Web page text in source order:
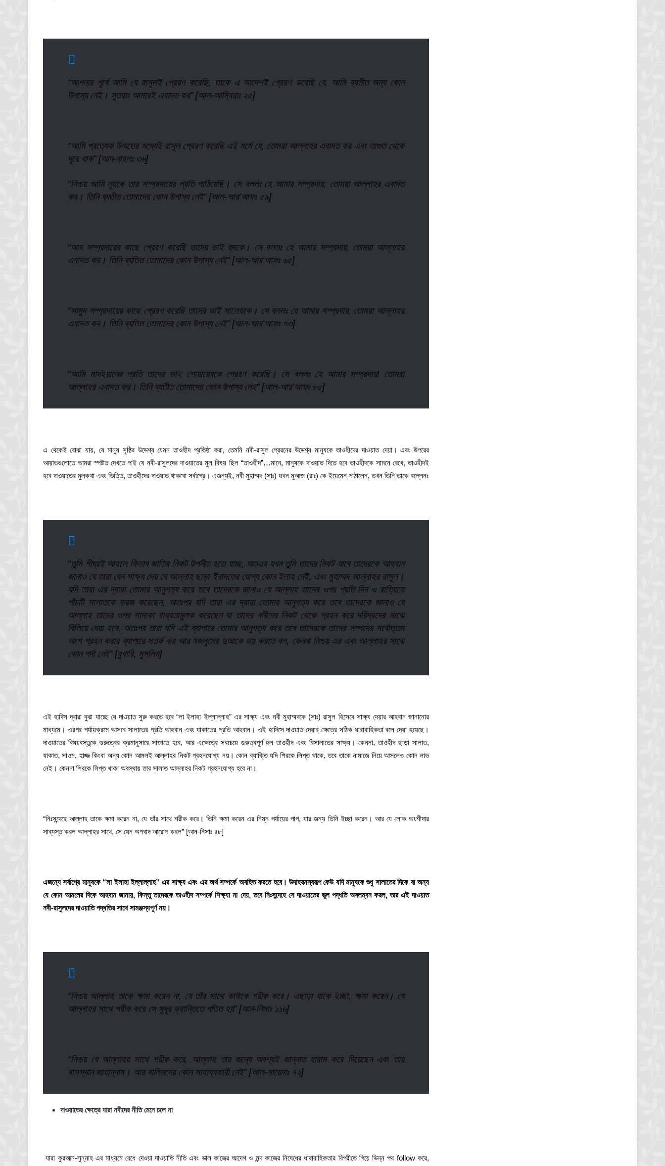
“আপনার পূর্বে আমি যে রাসূলই প্রেরণ করেছি, তাকে এ আদেশই প্রেরণ করেছি যে, আমি ব্যতীত অন্য কোন
উপাস্য নেই। সুতরাং আমারই এবাদত কর” [আল-আম্বিয়াঃ ২৫]
“আমি প্রত্যেক উম্মতের মধ্যেই রাসূল প্রেরণ করেছি এই মর্মে যে, তোমরা আল্লাহর এবাদত কর এবং তাগুত থেকে
দূরে থাক” [আন-নাহলঃ ৩৬]
“নিশ্চয় আমি নূহকে তার সম্প্রদায়ের প্রতি পাঠিয়েছি। সে বললঃ হে আমার সম্প্রদায়, তোমরা আল্লাহর এবাদত
কর। তিনি ব্যতীত তোমাদের কোন উপাস্য নেই” [আল-আর’আফঃ ৫৯]
“আদ সম্প্রদায়ের কাছে প্রেরণ করেছি তাদের ভাই হুদকে। সে বললঃ হে আমার সম্প্রদায়, তোমরা আল্লাহর
এবাদত কর। তিনি ব্যতিত তোমাদের কোন উপাস্য নেই” [আল-আর’আফঃ ৬৫]
“সামুদ সম্প্রদায়ের কাছে প্রেরণ করেছি তাদের ভাই সালেহকে। সে বললঃ হে আমার সম্প্রদায়, তোমরা আল্লাহর
এবাদত কর। তিনি ব্যতিত তোমাদের কোন উপাস্য নেই” [আল-আর’আফঃ ৭৩]
“আমি মাদইয়ানের প্রতি তাদের ভাই শোয়ায়েবকে প্রেরণ করেছি। সে বললঃ হে আমার সম্প্রদায়! তোমরা
আল্লাহর এবাদত কর। তিনি ব্যতীত তোমাদের কোন উপাস্য নেই” [আল-আর’আফঃ ৮৫]
এ থেকেই বোঝা যায়, যে মানুষ সৃষ্ঠির উদ্দেশ্য যেমন তাওহীদ প্রতিষ্ঠা করা, তেমনি নবী-রাসুল প্রেরনের উদ্দেশ্য মানুষকে তাওহীদের দাওয়াত দেয়া। এবং উপরের
আয়াতগুলোতে আমরা স্পষ্টত দেখতে পাই যে নবী-রাসুলদের দাওয়াতের মুল বিষয় ছিল “তাওহীদ”…মানে, মানুষকে দাওয়াত দিতে হবে তাওহীদকে সামনে রেখে, তাওহীদই
হবে দাওয়াতের মুলকথা এবং ভিত্তি, তাওহীদের দাওয়াত থাকবো সর্বাগ্রে। এজন্যই, নবী মুহাম্মদ (সাঃ) যখন মুআজ (রাঃ) কে ইয়েমেন পাঠালেন, তখন তিনি তাকে বল্লেনঃ
“তুমি শীঘ্রই আহলে কিতাব জাতির নিকট উপনীত হতে যাচ্ছ, অতএব যখন তুমি তাদের নিকট যাবে তাদেরকে আহবান
জানাও যে তারা যেন সাক্ষ্য দেয় যে আল্লাহ ছাড়া ইবাদতের যোগ্য কোন ইলাহ নেই, এবং মুহাম্মদ আল্লাহর রাসুল।
যদি তারা এর দ্বারা তোমার আনুগত্য করে তবে তাদেরকে জানাও যে আল্লাহ তাদের ওপর প্রতি দিন ও রাত্রিতে
পাঁচটি সালাতকে ফরজ করেছেন, অতঃপর যদি তারা এর দ্বারা তোমার আনুগত্য করে তবে তাদেরকে জানাও যে
আল্লাহ তাদের ওপর সাদাকা বাধ্যতামুলক করেছেন যা তাদের ধনীদের নিকট থেকে গ্রহন করে দরিদ্রদের মাঝে
বিলিয়ে দেয়া হবে, অতঃপর তারা যদি এই ব্যাপারে তোমার আনুগত্য করে তবে তাদেরকে তাদের সম্পদের সর্বোত্তম
অংশ গ্রহন করার ব্যাপারে সতর্ক কর আর মজলুমের দুআকে ভয় করতে বল, কেননা নিশ্চয় এর এবং আল্লাহর মাঝে
কোন পর্দা নেই” [বুখারি, মুসলিম]
এই হাদিস দ্বারা বুঝা যাচ্ছে যে দাওয়াত সুরু করতে হবে “লা ইলাহা ইল্লাল্লাহ” এর সাক্ষ্য এবং নবী মুহাম্মদকে (সাঃ) রাসুল হিসেবে সাক্ষ্য দেয়ার আহবান জানানোর
মাধ্যমে। এরপর পর্যায়ক্রমে আসবে সালাতের প্রতি আহবান এবং যাকাতের প্রতি আহবান। এই হাদিসে দাওয়াত দেয়ার ক্ষেত্রে সঠিক ধারাবাহিকতা বলে দেয়া হয়েছে।
দাওয়াতের বিষয়বস্তুকে গুরুত্বের ক্রমানুসারে সাজাতে হবে, আর এক্ষেত্রে সবচেয়ে গুরুত্বপূর্ণ হল তাওহীদ এবং রিসালাতের সাক্ষ্য। কেননা, তাওহীদ ছাড়া সালাত,
যাকাত, সাওম, হাজ্জ কিংবা অন্য কোন আমলই আল্লাহর নিকট গ্রহনযোগ্য নয়। কোন ব্যাক্তি যদি শিরকে লিপ্ত থাকে, তবে তাকে নামাজে নিয়ে আসলেও কোন লাভ
নেই। কেননা শিরকে লিপ্ত থাকা অবস্থায় তার সালাত আল্লাহর নিকট গ্রহনযোগ্য হবে না।
“নিঃসন্দেহে আল্লাহ তাকে ক্ষমা করেন না, যে তাঁর সাথে শরীক করে। তিনি ক্ষমা করেন এর নিম্ন পর্যায়ের পাপ, যার জন্য তিনি ইচ্ছা করেন। আর যে লোক অংশীদার
সাব্যস্ত করল আল্লাহর সাথে, সে যেন অপবাদ আরোপ করল” [আন-নিসাঃ ৪৮]
এজন্যে সর্বাগ্রে মানুষকে “লা ইলাহা ইল্লাল্লাহ” এর সাক্ষ্য এবং এর অর্থ সম্পর্কে অবহিত করতে হবে। উদাহরনস্বরূপ কেউ যদি মানুষকে শুধু সালাতের দিকে বা অন্য
যে কোন আমলের দিকে আহবান জানায়, কিন্তু তাদেরকে তাওহীদ সম্পর্কে শিক্ষ্যা না দেয়, তবে নিঃসন্দেহে সে দাওয়াতের ভুল পদ্ধতি অবলম্বন করল, তার এই দাওয়াত
নবী-রাসুলদের দাওয়াতি পদ্ধতির সাথে সামঞ্জস্যপূর্ণ নয়।
“নিশ্চয় আল্লাহ তাকে ক্ষমা করেন না, যে তাঁর সাথে কাউকে শরীক করে। এছাড়া যাকে ইচ্ছা, ক্ষমা করেন। যে
আল্লাহর সাথে শরীক করে সে সুদূর ভ্রান্তিতে পতিত হয়” [আন-নিসাঃ ১১৬]
“নিশ্চয় যে আল্লাহর সাথে শরীক করে, আল্লাহ তার জন্যে অবশ্যই জান্নাত হারাম করে দিয়েছেন এবং তার
বাসস্থান জাহান্নাম। আর যালিমদের কোন সাহায্যকারী নেই” [আল-মায়েদাঃ ৭২]
দাওয়াতের ক্ষেত্রে যারা নবীদের নীতি মেনে চলে না
যারা কুরআন-সুন্নাহ এর মাধ্যমে বেধে দেওয়া দাওয়াতি নীতি এবং ভাল কাজের আদেশ ও মন্দ কাজের নিষেধের ধারাবাহিকতার বিপরীতে গিয়ে ভিন্ন পথ follow করে,